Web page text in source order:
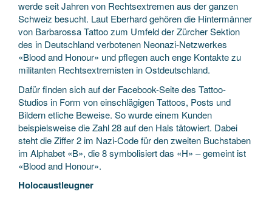
werde seit Jahren von Rechtsextremen aus der ganzen
Schweiz besucht. Laut Eberhard gehören die Hintermänner
von Barbarossa Tattoo zum Umfeld der Zürcher Sektion
des in Deutschland verbotenen Neonazi-Netzwerkes
«Blood and Honour» und pflegen auch enge Kontakte zu
militanten Rechtsextremisten in Ostdeutschland.
Dafür finden sich auf der Facebook-Seite des Tattoo-
Studios in Form von einschlägigen Tattoos, Posts und
Bildern etliche Beweise. So wurde einem Kunden
beispielsweise die Zahl 28 auf den Hals tätowiert. Dabei
steht die Ziffer 2 im Nazi-Code für den zweiten Buchstaben
im Alphabet «B», die 8 symbolisiert das «H» – gemeint ist
«Blood and Honour».
Holocaustleugner